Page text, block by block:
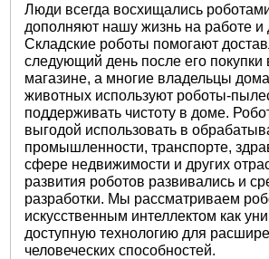
Люди всегда восхищались
дополняют нашу жизнь на работе и
Складские роботы помогают
следующий день после его покупки
магазине, а многие владельцы
животных используют роботы-
поддерживать чистоту в доме.
выгодой использовать в
промышленности, транспорте,
сфере недвижимости и других
развития роботов развивались и
разработки. Мы рассматриваем
искусственным интеллектом как
доступную технологию для
человеческих способностей.